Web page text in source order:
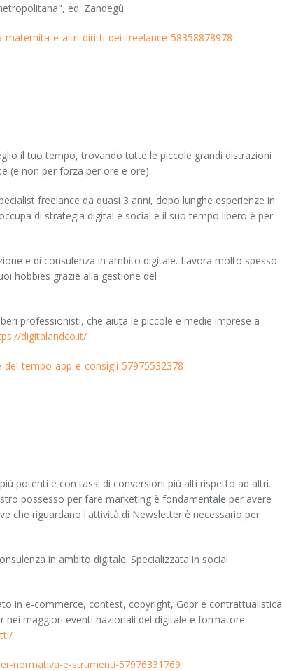
ed. Zandegù
e-altri-diritti-dei-freelance-58358878978
il tuo tempo, trovando tutte le piccole grandi distrazioni
(e non per forza per ore e ore).
freelance da quasi 3 anni, dopo lunghe esperienze in
di strategia digital e social e il suo tempo libero è per
e di consulenza in ambito digitale. Lavora molto spesso
hobbies grazie alla gestione del
professionisti, che aiuta le piccole e medie imprese a
digitalandco.it/
tempo-app-e-consigli-57975532378
potenti e con tassi di conversioni più alti rispetto ad altri.
possesso per fare marketing è fondamentale per avere
che riguardano l'attività di Newsletter è necessario per
in ambito digitale. Specializzata in social
in e-commerce, contest, copyright, Gdpr e contrattualistica
nei maggiori eventi nazionali del digitale e formatore
normativa-e-strumenti-57976331769